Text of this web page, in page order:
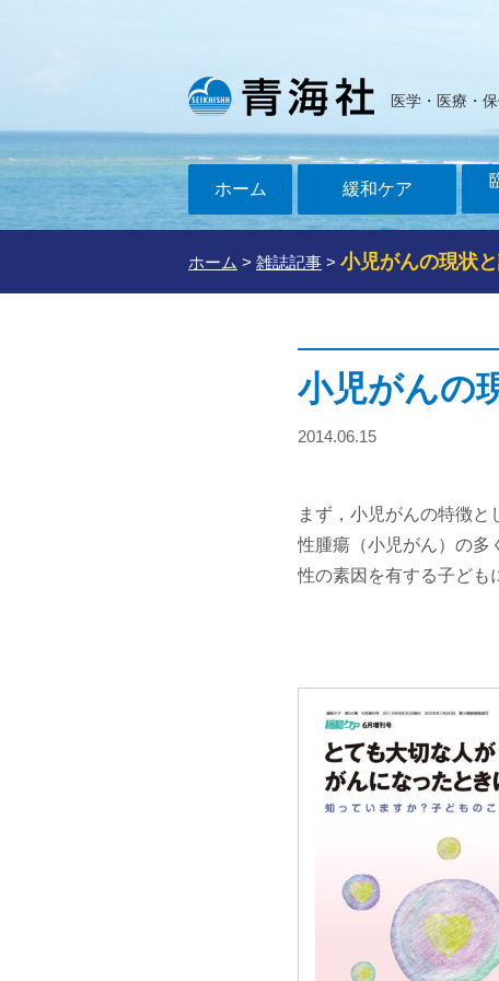
医学・医療・
ホーム 緩和ケア
ホーム > 雑誌記事 > 小児がんの現状
小児がんの
2014.06.15
まず，小児がんの特徴
性腫瘍（小児がん）の多
性の素因を有する子ども